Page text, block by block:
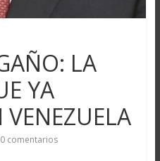
LA
YA
0 comentarios